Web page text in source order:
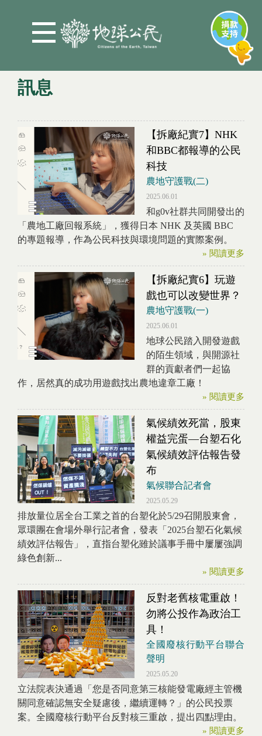
訊息
您在這裡
【拆廠紀實7】NHK
和BBC都報導的公民
科技
農地守護戰(二)
2025.06.01
和g0v社群共同開發出的
「農地工廠回報系統」，獲得日本 NHK 及英國 BBC
的專題報導，作為公民科技與環境問題的實際案例。
» 閱讀更多
【拆廠紀實6】玩遊
戲也可以改變世界？
農地守護戰(一)
2025.06.01
地球公民踏入開發遊戲
的陌生領域，與開源社
群的貢獻者們一起協
作，居然真的成功用遊戲找出農地違章工廠！
» 閱讀更多
氣候績效死當，股東
權益完蛋—台塑石化
氣候績效評估報告發
布
氣候聯合記者會
2025.05.29
排放量位居全台工業之首的台塑化於5/29召開股東會，
眾環團在會場外舉行記者會，發表「2025台塑石化氣候
績效評估報告」，直指台塑化雖於議事手冊中屢屢強調
綠色創新...
» 閱讀更多
反對老舊核電重啟！
勿將公投作為政治工
具！
全國廢核行動平台聯合
聲明
2025.05.20
立法院表決通過「您是否同意第三核能發電廠經主管機
關同意確認無安全疑慮後，繼續運轉？」的公民投票
案。全國廢核行動平台反對核三重啟，提出四點理由。
» 閱讀更多